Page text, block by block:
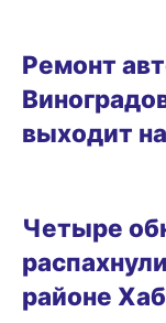
Ремонт
выходит
Четыре
районе